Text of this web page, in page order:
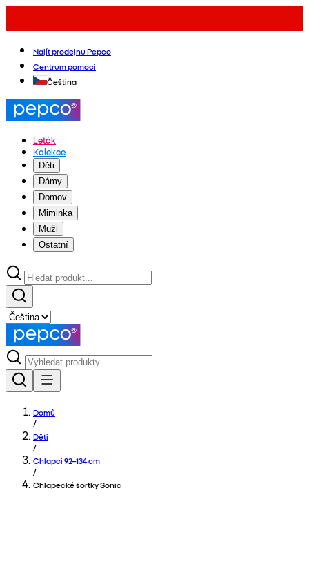
Najít prodejnu Pepco
Centrum pomoci
Čeština
Leták
Kolekce
Děti
Dámy
Domov
Miminka
Muži
Ostatní
Domů
/
Děti
/
Chlapci 92–134 cm
/
Chlapecké šortky Sonic